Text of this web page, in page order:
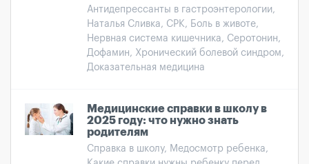
Антидепрессанты в гастроэнтерологии,
Наталья Сливка, СРК, Боль в животе,
Нервная система кишечника, Серотонин,
Дофамин, Хронический болевой синдром,
Доказательная медицина
Медицинские справки в школу в
2025 году: что нужно знать
родителям
Справка в школу, Медосмотр ребенка,